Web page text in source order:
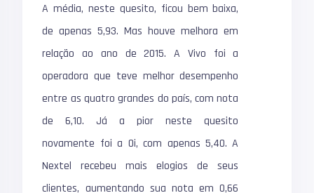
A média, neste quesito, ficou bem baixa,
de apenas 5,93. Mas houve melhora em
relação ao ano de 2015. A Vivo foi a
operadora que teve melhor desempenho
entre as quatro grandes do país, com nota
de 6,10. Já a pior neste quesito
novamente foi a Oi, com apenas 5,40. A
Nextel recebeu mais elogios de seus
clientes, aumentando sua nota em 0,66